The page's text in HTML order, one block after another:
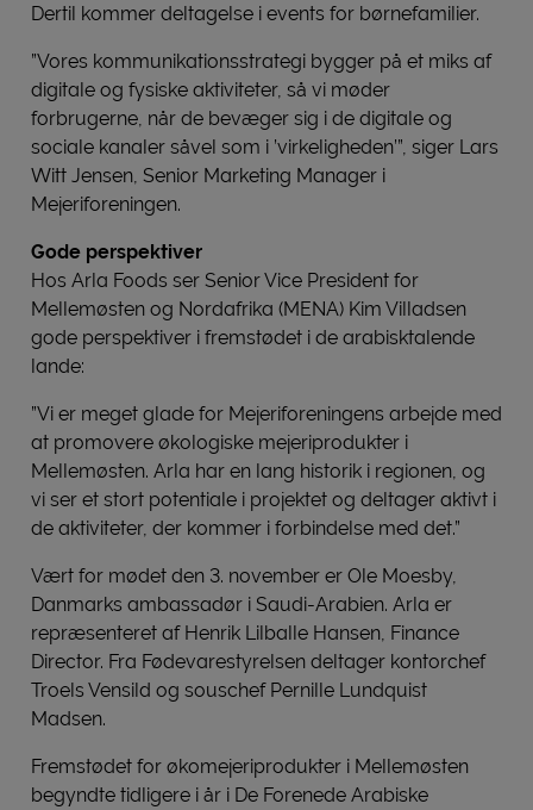
Dertil kommer deltagelse i events for børnefamilier.
”Vores kommunikationsstrategi bygger på et miks af
digitale og fysiske aktiviteter, så vi møder
forbrugerne, når de bevæger sig i de digitale og
sociale kanaler såvel som i ’virkeligheden’”, siger Lars
Witt Jensen, Senior Marketing Manager i
Mejeriforeningen.
Gode perspektiver
Hos Arla Foods ser Senior Vice President for
Mellemøsten og Nordafrika (MENA) Kim Villadsen
gode perspektiver i fremstødet i de arabisktalende
lande:
”Vi er meget glade for Mejeriforeningens arbejde med
at promovere økologiske mejeriprodukter i
Mellemøsten. Arla har en lang historik i regionen, og
vi ser et stort potentiale i projektet og deltager aktivt i
de aktiviteter, der kommer i forbindelse med det.”
Vært for mødet den 3. november er Ole Moesby,
Danmarks ambassadør i Saudi-Arabien. Arla er
repræsenteret af Henrik Lilballe Hansen, Finance
Director. Fra Fødevarestyrelsen deltager kontorchef
Troels Vensild og souschef Pernille Lundquist
Madsen.
Fremstødet for økomejeriprodukter i Mellemøsten
begyndte tidligere i år i De Forenede Arabiske